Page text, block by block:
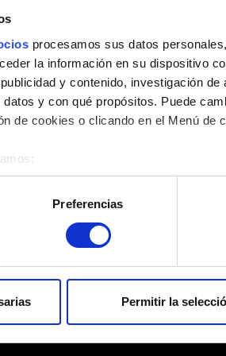
procesamos sus datos
la información en su dispositivo
y contenido, investigación
y con qué propósitos. Puede
de cookies o clicando en el Menú de
su ubicación geográfica que
analizándolo activamente para
cómo se procesan sus datos
su consentimiento en cualquier
funcionen los elementos de la
contenido para que la web encaje
Preferencias
Permitir la
Añadir archivo
Puedes adjuntar un archivo a tu
Límite: 12 MB.
Explorar
Información acerca de tus